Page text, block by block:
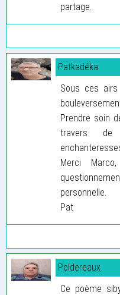
partage.
Patkadéka
Sous ces
Prendre soin
travers
Merci
personnelle.
Pat
Poldereaux
Ce poème